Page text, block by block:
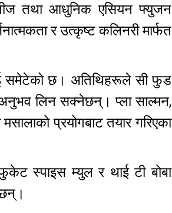
तथा आधुनिक एसियन फ्युजन
र उत्कृष्ट कलिनरी मार्फत
समेटेको छ। अतिथिहरूले सी फुड
अनुभव लिन सक्नेछन्। प्ला साल्मन,
प्रयोगबाट तयार गरिएका
स्पाइस म्युल र थाई टी बोबा